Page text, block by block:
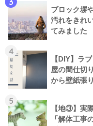
ブロック塀
汚れをきれ
てみました
4
【DIY】ラ
屋の間仕切
から壁紙張
5
【地③】実
「解体工